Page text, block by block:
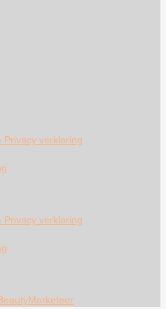
Privacy verklaring
Privacy verklaring